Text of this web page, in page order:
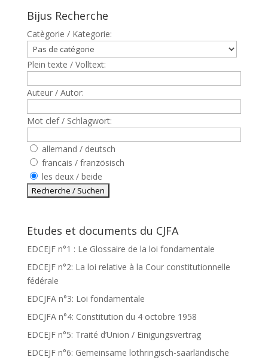
Bijus Recherche
Catègorie / Kategorie:
Plein texte / Volltext:
Auteur / Autor:
Mot clef / Schlagwort:
allemand / deutsch
francais / französisch
les deux / beide
Etudes et documents du CJFA
EDCEJF n°1 : Le Glossaire de la loi fondamentale
EDCEJF n°2: La loi relative à la Cour constitutionnelle
fédérale
EDCJFA n°3: Loi fondamentale
EDCJFA n°4: Constitution du 4 octobre 1958
EDCEJF n°5: Traité d’Union / Einigungsvertrag
EDCEJF n°6: Gemeinsame lothringisch-saarländische